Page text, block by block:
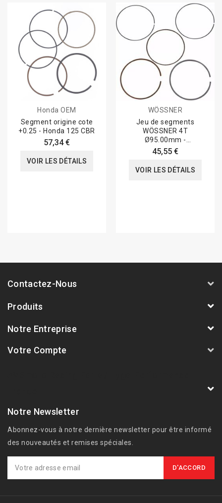
Honda OEM
Segment origine cote
+0.25 - Honda 125 CBR
57,34 €
VOIR LES DÉTAILS
WÖSSNER
Jeu de segments
WÖSSNER 4T
Ø95.00mm -
1.2x1.0x2.0mm
45,55 €
VOIR LES DÉTAILS
Contactez-Nous
Produits
Notre Entreprise
Votre Compte
Notre Newsletter
Abonnez-vous à notre dernière newsletter pour être informé
des nouveautés et remises spéciales.